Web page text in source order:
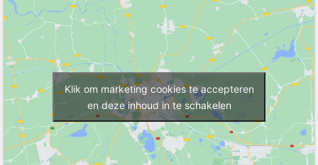
Klik om marketing cookies te accepteren
en deze inhoud in te schakelen